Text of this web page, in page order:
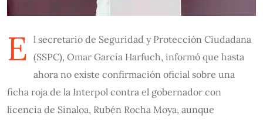
E l secretario de Seguridad y Protección Ciudadana
(SSPC), Omar García Harfuch, informó que hasta
ahora no existe confirmación oficial sobre una
ficha roja de la Interpol contra el gobernador con
licencia de Sinaloa, Rubén Rocha Moya, aunque